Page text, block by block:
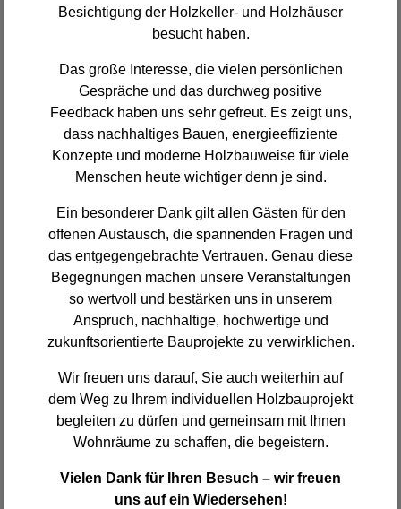
Besichtigung der Holzkeller- und Holzhäuser
besucht haben.
Das große Interesse, die vielen persönlichen
Gespräche und das durchweg positive
Feedback haben uns sehr gefreut. Es zeigt uns,
dass nachhaltiges Bauen, energieeffiziente
Konzepte und moderne Holzbauweise für viele
Menschen heute wichtiger denn je sind.
Ein besonderer Dank gilt allen Gästen für den
offenen Austausch, die spannenden Fragen und
das entgegengebrachte Vertrauen. Genau diese
Begegnungen machen unsere Veranstaltungen
so wertvoll und bestärken uns in unserem
Anspruch, nachhaltige, hochwertige und
zukunftsorientierte Bauprojekte zu verwirklichen.
Wir freuen uns darauf, Sie auch weiterhin auf
dem Weg zu Ihrem individuellen Holzbauprojekt
begleiten zu dürfen und gemeinsam mit Ihnen
Wohnräume zu schaffen, die begeistern.
Vielen Dank für Ihren Besuch – wir freuen
uns auf ein Wiedersehen!